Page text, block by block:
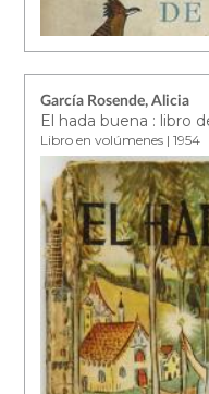
García Rosende, Alicia
El hada buena : libro
Libro en volúmenes | 1954